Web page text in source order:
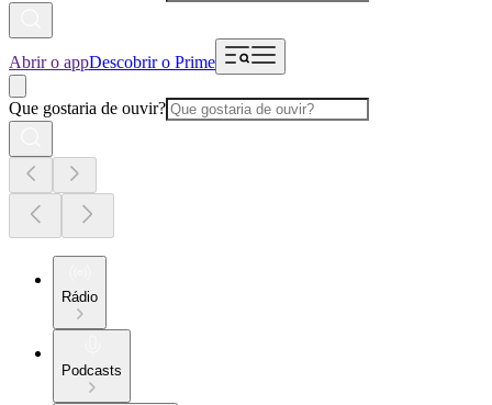
Abrir o appDescobrir o Prime
Que gostaria de ouvir?
Rádio
Podcasts